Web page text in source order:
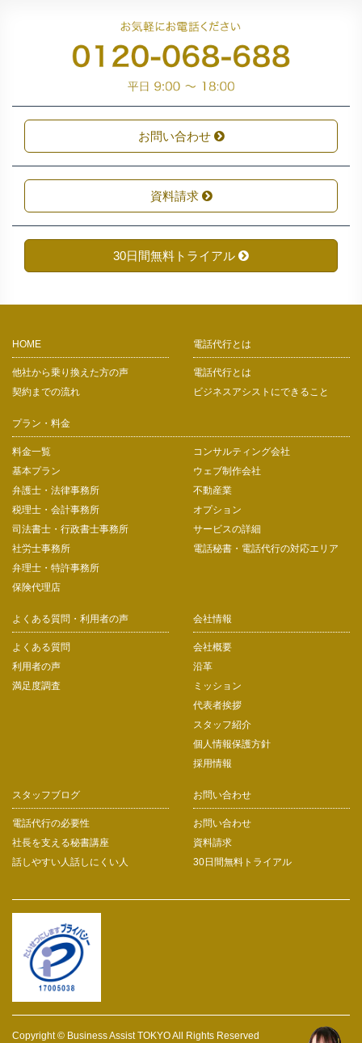
お問い合わせ
資料請求
30日間無料トライアル
HOME
他社から乗り換えた方の声
契約までの流れ
電話代行とは
電話代行とは
ビジネスアシストにできること
プラン・料金
料金一覧
基本プラン
弁護士・法律事務所
税理士・会計事務所
司法書士・行政書士事務所
社労士事務所
弁理士・特許事務所
保険代理店
コンサルティング会社
ウェブ制作会社
不動産業
オプション
サービスの詳細
電話秘書・電話代行の対応エリア
よくある質問・利用者の声
よくある質問
利用者の声
満足度調査
会社情報
会社概要
沿革
ミッション
代表者挨拶
スタッフ紹介
個人情報保護方針
採用情報
スタッフブログ
電話代行の必要性
社長を支える秘書講座
話しやすい人話しにくい人
お問い合わせ
お問い合わせ
資料請求
30日間無料トライアル
Copyright © Business Assist TOKYO All Rights Reserved